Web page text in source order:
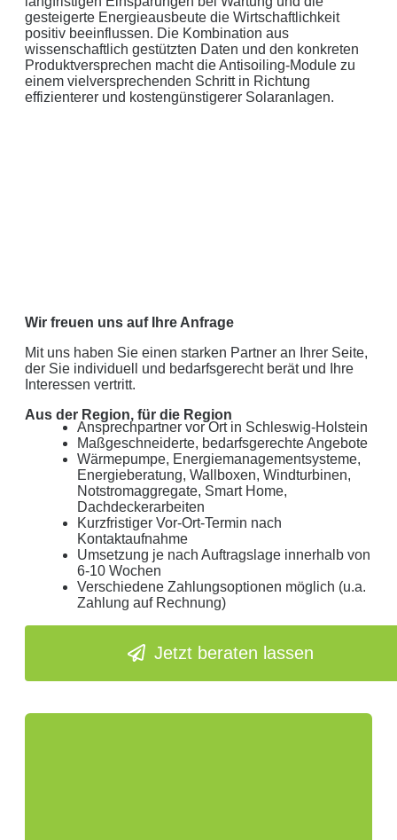
gesteigerte Energieausbeute die Wirtschaftlichkeit
positiv beeinflussen. Die Kombination aus
wissenschaftlich gestützten Daten und den konkreten
Produktversprechen macht die Antisoiling-Module zu
einem vielversprechenden Schritt in Richtung
effizienterer und kostengünstigerer Solaranlagen.
Wir freuen uns auf Ihre Anfrage
Mit uns haben Sie einen starken Partner an Ihrer Seite,
der Sie individuell und bedarfsgerecht berät und Ihre
Interessen vertritt.
Aus der Region, für die Region
Ansprechpartner vor Ort in Schleswig-Holstein
Maßgeschneiderte, bedarfsgerechte Angebote
Wärmepumpe, Energiemanagementsysteme,
Energieberatung, Wallboxen, Windturbinen,
Notstromaggregate, Smart Home,
Dachdeckerarbeiten
Kurzfristiger Vor-Ort-Termin nach
Kontaktaufnahme
Umsetzung je nach Auftragslage innerhalb von
6-10 Wochen
Verschiedene Zahlungsoptionen möglich (u.a.
Zahlung auf Rechnung)
Jetzt beraten lassen